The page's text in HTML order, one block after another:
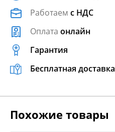
Работаем с НДС
Оплата онлайн
Гарантия
Бесплатная доставка
Похожие товары